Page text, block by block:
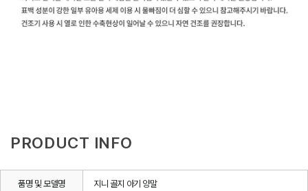
PRODUCT INFO
품명 및 모델명 지니 골지 아기 양말